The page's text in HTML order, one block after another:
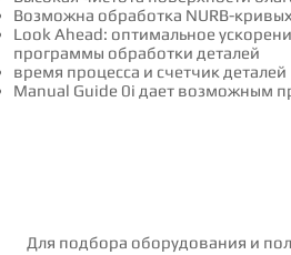
Возможна обработка NURB-кривых
Look Ahead: оптимальное
программы обработки деталей
время процесса и счетчик деталей
Manual Guide 0i дает возможным
Для подбора оборудования и